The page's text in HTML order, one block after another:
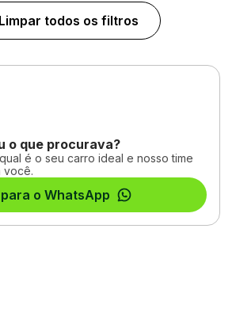
Limpar todos os filtros
o que procurava?
é o seu carro ideal e nosso time
você.
o WhatsApp